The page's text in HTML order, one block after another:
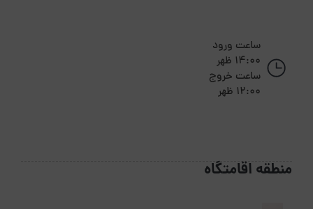
ساعت ورود
14:00 ظهر
ساعت خروج
12:00 ظهر
منطقه اقامتگاه